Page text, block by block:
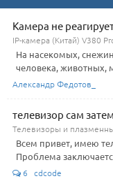
Камера не
IP-камера (Китай) V380
На насекомых,
человека, животных,
Александр Федотов_
телевизор сам
Телевизоры и
Всем привет, имею
Проблема
6 cdcode